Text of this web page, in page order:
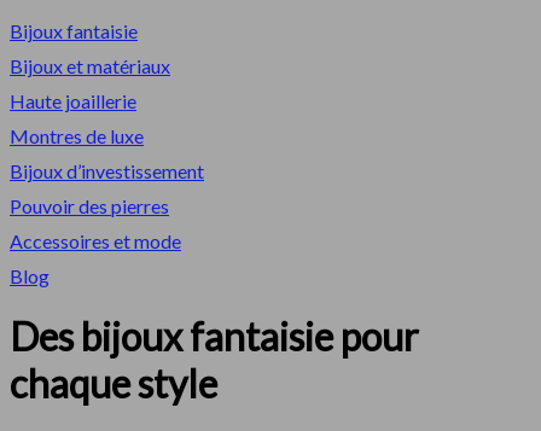
Bijoux fantaisie
Bijoux et matériaux
Haute joaillerie
Montres de luxe
Bijoux d’investissement
Pouvoir des pierres
Accessoires et mode
Blog
Des bijoux fantaisie pour
chaque style